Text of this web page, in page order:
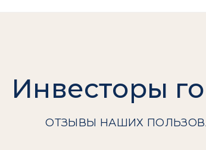
Инвесторы
ОТЗЫВЫ НАШИХ